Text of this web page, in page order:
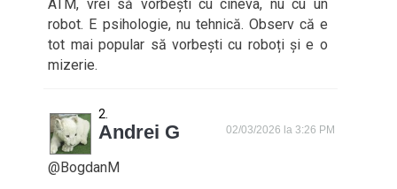
ATM, vrei să vorbești cu cineva, nu cu un
robot. E psihologie, nu tehnică. Observ că e
tot mai popular să vorbești cu roboți și e o
mizerie.
Andrei G 02/03/2026 la 3:26 PM
@BogdanM